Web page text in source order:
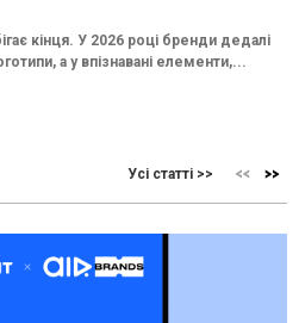
кінця. У 2026 році бренди дедалі
а у впізнавані елементи,...
Усі статті >>